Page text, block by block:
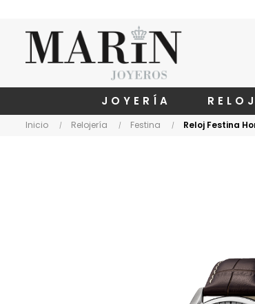
JOYERÍA
Inicio Relojería Festina Reloj Festina